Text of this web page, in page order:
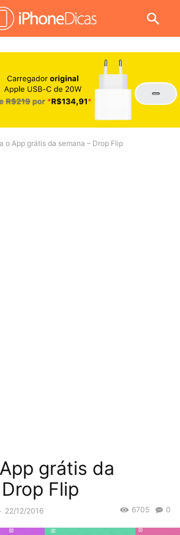
o App grátis da semana – Drop Flip
grátis da
Flip
22/12/2016 0
6705